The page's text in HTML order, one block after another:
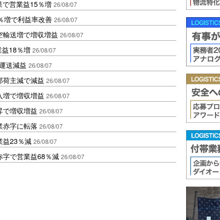
営業益15％増 26/08/07
増で利益率改善 26/08/07
送増で増収増益 26/08/07
18％増 26/08/07
送減益 26/08/07
主減で減益 26/08/07
で増収増益 26/08/07
で増収増益 26/08/07
赤字に転落 26/08/07
益23％減 26/08/07
字で営業益68％減 26/08/07